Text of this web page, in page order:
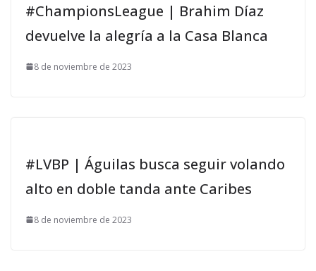
#ChampionsLeague | Brahim Díaz
devuelve la alegría a la Casa Blanca
8 de noviembre de 2023
#LVBP | Águilas busca seguir volando
alto en doble tanda ante Caribes
8 de noviembre de 2023